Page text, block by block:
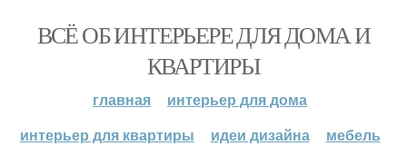
ВСЁ ОБ ИНТЕРЬЕРЕ ДЛЯ ДОМА И
КВАРТИРЫ
главная
интерьер для дома
интерьер для квартиры
идеи дизайна мебель